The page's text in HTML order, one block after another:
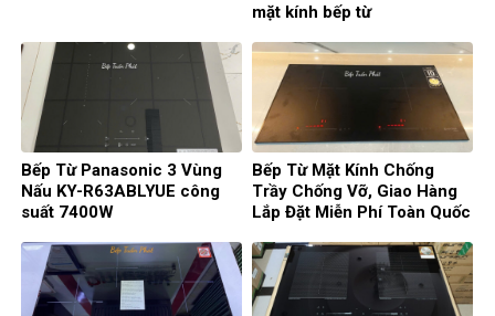
mặt kính bếp từ
Bếp Từ Panasonic 3 Vùng
Nấu KY-R63ABLYUE công
suất 7400W
Bếp Từ Mặt Kính Chống
Trầy Chống Vỡ, Giao Hàng
Lắp Đặt Miễn Phí Toàn Quốc